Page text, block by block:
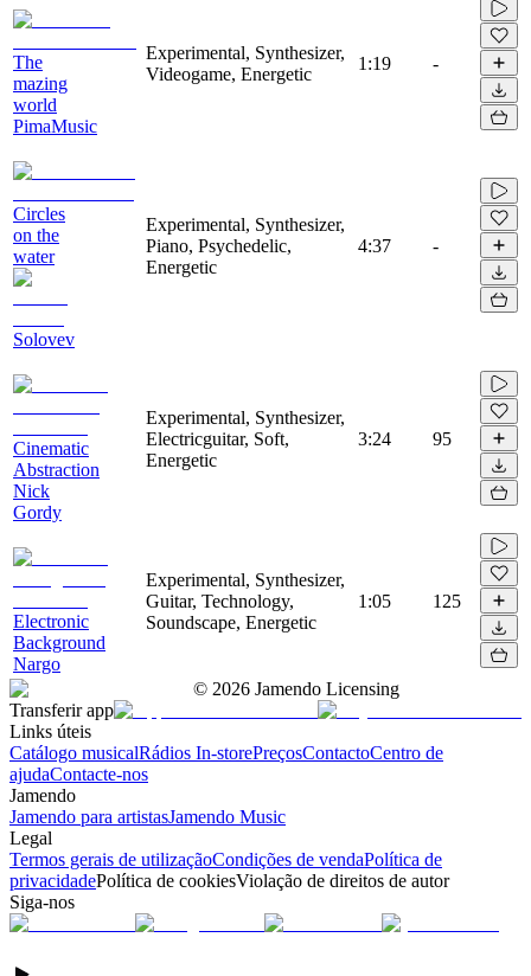
The
mazing
world
PimaMusic
Experimental, Synthesizer,
Videogame, Energetic
1:19 -
Circles
on the
water
Solovev
Experimental, Synthesizer,
Piano, Psychedelic,
Energetic
4:37 -
Cinematic
Abstraction
Nick
Gordy
Experimental, Synthesizer,
Electricguitar, Soft,
Energetic
3:24 95
Electronic
Background
Nargo
Experimental, Synthesizer,
Guitar, Technology,
Soundscape, Energetic
1:05 125
© 2026 Jamendo Licensing
Transferir app
Links úteis
Catálogo musicalRádios In-storePreçosContactoCentro de
ajudaContacte-nos
Jamendo
Jamendo para artistasJamendo Music
Legal
Termos gerais de utilizaçãoCondições de vendaPolítica de
privacidadePolítica de cookiesViolação de direitos de autor
Siga-nos